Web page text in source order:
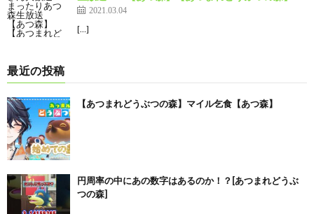
2021.03.04
[…]
最近の投稿
【あつまれどうぶつの森】マイル乞食【あつ森】
円周率の中にあの数字はあるのか！？[あつまれどうぶ
つの森]